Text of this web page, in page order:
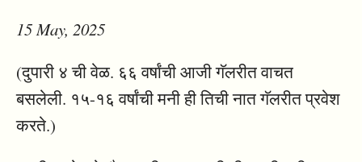
15 May, 2025
(दुपारी ४ ची वेळ. ६६ वर्षांची आजी गॅलरीत वाचत
बसलेली. १५-१६ वर्षांची मनी ही तिची नात गॅलरीत प्रवेश
करते.)